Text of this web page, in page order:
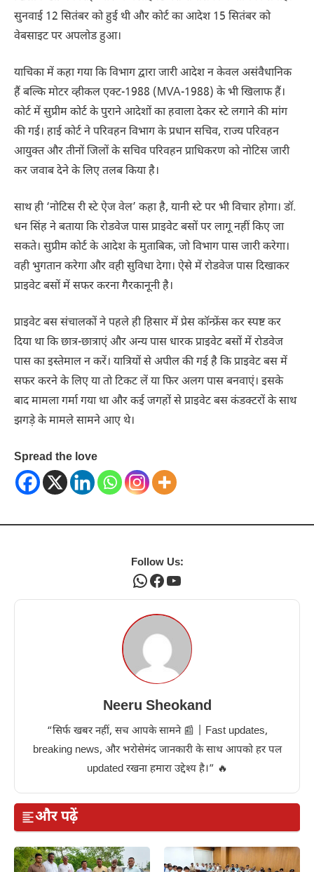
सुनवाई 12 सितंबर को हुई थी और कोर्ट का आदेश 15 सितंबर को
वेबसाइट पर अपलोड हुआ।
याचिका में कहा गया कि विभाग द्वारा जारी आदेश न केवल असंवैधानिक
हैं बल्कि मोटर व्हीकल एक्ट-1988 (MVA-1988) के भी खिलाफ हैं।
कोर्ट में सुप्रीम कोर्ट के पुराने आदेशों का हवाला देकर स्टे लगाने की मांग
की गई। हाई कोर्ट ने परिवहन विभाग के प्रधान सचिव, राज्य परिवहन
आयुक्त और तीनों जिलों के सचिव परिवहन प्राधिकरण को नोटिस जारी
कर जवाब देने के लिए तलब किया है।
साथ ही ‘नोटिस री स्टे ऐज वेल’ कहा है, यानी स्टे पर भी विचार होगा। डॉ.
धन सिंह ने बताया कि रोडवेज पास प्राइवेट बसों पर लागू नहीं किए जा
सकते। सुप्रीम कोर्ट के आदेश के मुताबिक, जो विभाग पास जारी करेगा।
वही भुगतान करेगा और वही सुविधा देगा। ऐसे में रोडवेज पास दिखाकर
प्राइवेट बसों में सफर करना गैरकानूनी है।
प्राइवेट बस संचालकों ने पहले ही हिसार में प्रेस कॉन्फ्रेंस कर स्पष्ट कर
दिया था कि छात्र-छात्राएं और अन्य पास धारक प्राइवेट बसों में रोडवेज
पास का इस्तेमाल न करें। यात्रियों से अपील की गई है कि प्राइवेट बस में
सफर करने के लिए या तो टिकट लें या फिर अलग पास बनवाएं। इसके
बाद मामला गर्मा गया था और कई जगहों से प्राइवेट बस कंडक्टरों के साथ
झगड़े के मामले सामने आए थे।
Spread the love
Follow Us:
WhatsApp
Facebook
YouTube
Neeru Sheokand
“सिर्फ खबर नहीं, सच आपके सामने 📰 | Fast updates,
breaking news, और भरोसेमंद जानकारी के साथ आपको हर पल
updated रखना हमारा उद्देश्य है।” 🔥
और पढ़ें